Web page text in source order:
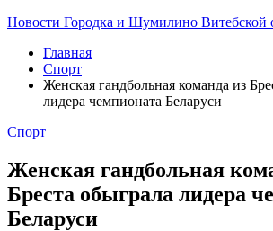
Новости Городка и Шумилино Витебской
Главная
Спорт
Женская гандбольная команда из
лидера чемпионата Беларуси
Спорт
Женская гандбольная
Бреста обыграла лидера
Беларуси